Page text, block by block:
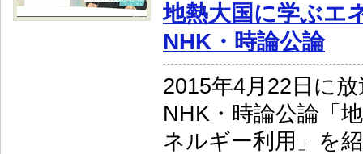
地熱大国に学ぶエ
NHK・時論公論
2015年4月22日に
NHK・時論公論「
ネルギー利用」を